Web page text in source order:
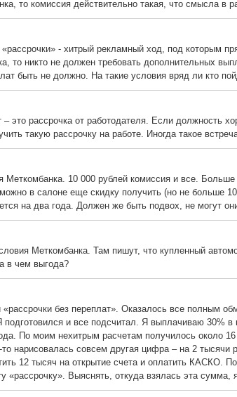
то комиссия действительно такая, что смысла в
- хитрый рекламный ход, под которым
то никто не должен требовать дополнительных
быть не должно. На такие условия вряд ли кто
это рассрочка от работодателя. Если должность
такую рассрочку на работе. Иногда такое
Меткомбанка. 10 000 рублей комиссия и все.
в салоне еще скидку получить (но не больше
на два года. Должен же быть подвох, не могут
Меткомбанка. Там пишут, что купленный
в чем выгода?
без переплат». Оказалось все полным
и все подсчитал. Я выплачиваю 30% в
По моим нехитрым расчетам получилось около
нарисовалась совсем другая цифра – на 2
12 тысяч на открытие счета и оплатить КАСКО.
«рассрочку». Выяснять, откуда взялась эта сумма,